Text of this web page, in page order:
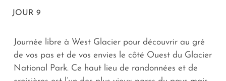
JOUR 9
Journée libre à West Glacier pour découvrir au gré
de vos pas et de vos envies le côté Ouest du Glacier
National Park. Ce haut lieu de randonnées et de